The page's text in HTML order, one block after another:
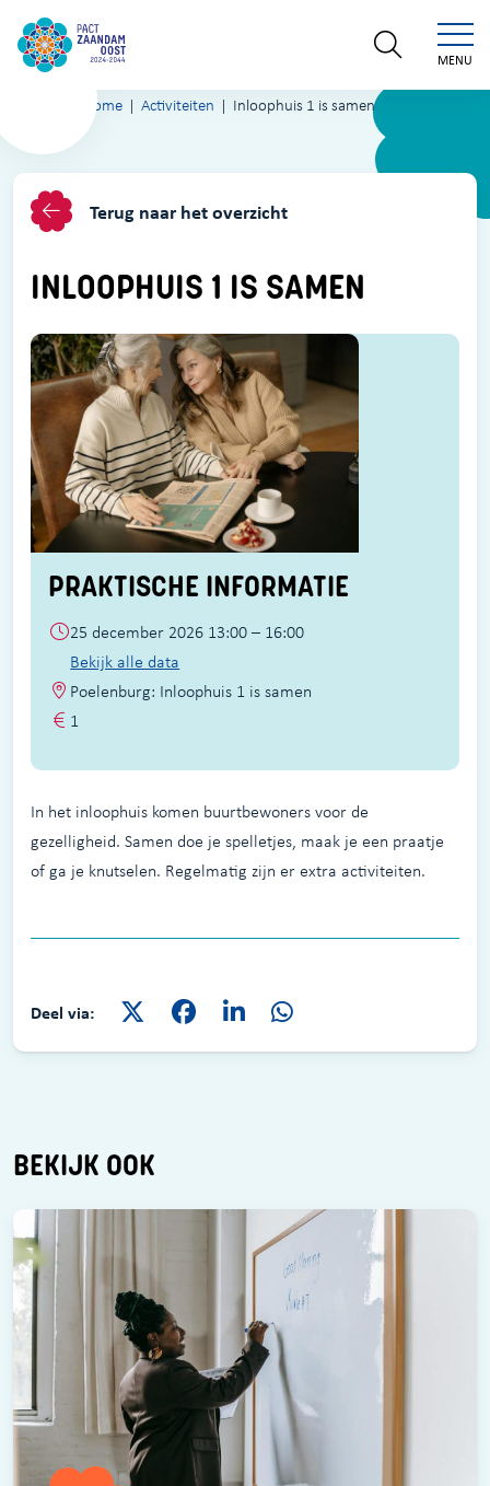
MENU
Home Activiteiten Inloophuis 1 is samen
Terug naar het overzicht
INLOOPHUIS 1 IS SAMEN
PRAKTISCHE INFORMATIE
25 december 2026 13:00 – 16:00
Bekijk alle data
Poelenburg: Inloophuis 1 is samen
1
In het inloophuis komen buurtbewoners voor de
gezelligheid. Samen doe je spelletjes, maak je een praatje
of ga je knutselen. Regelmatig zijn er extra activiteiten.
Deel via:
BEKIJK OOK